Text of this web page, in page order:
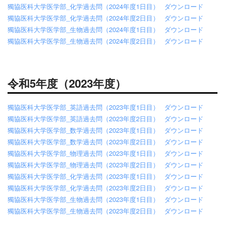
獨協医科大学医学部_化学過去問（2024年度1日目）
ダウンロード
獨協医科大学医学部_化学過去問（2024年度2日目）
ダウンロード
獨協医科大学医学部_生物過去問（2024年度1日目）
ダウンロード
獨協医科大学医学部_生物過去問（2024年度2日目）
ダウンロード
令和5年度（2023年度）
獨協医科大学医学部_英語過去問（2023年度1日目）
ダウンロード
獨協医科大学医学部_英語過去問（2023年度2日目）
ダウンロード
獨協医科大学医学部_数学過去問（2023年度1日目）
ダウンロード
獨協医科大学医学部_数学過去問（2023年度2日目）
ダウンロード
獨協医科大学医学部_物理過去問（2023年度1日目）
ダウンロード
獨協医科大学医学部_物理過去問（2023年度2日目）
ダウンロード
獨協医科大学医学部_化学過去問（2023年度1日目）
ダウンロード
獨協医科大学医学部_化学過去問（2023年度2日目）
ダウンロード
獨協医科大学医学部_生物過去問（2023年度1日目）
ダウンロード
獨協医科大学医学部_生物過去問（2023年度2日目）
ダウンロード